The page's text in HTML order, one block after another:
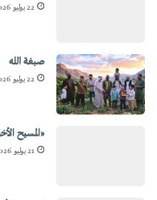
22 يوليو 2026
صبغة الله
22 يوليو 2026
«المسيح
21 يوليو 2026